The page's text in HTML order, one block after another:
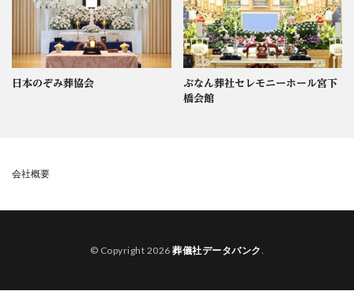
日本のぞみ葬協会
ぶなん葬社セレモニーホール宮下
橋会館
会社概要
© Copyright 2026葬儀社データバンク.